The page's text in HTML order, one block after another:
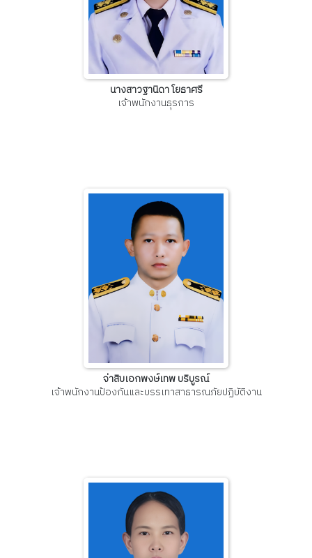
นางสาวฐานิดา โยธาศรี
เจ้าพนักงานธุรการ
จ่าสิบเอกพงษ์เทพ บริบูรณ์
เจ้าพนักงานป้องกันและบรรเทาสาธารณภัยปฏิบัติงาน